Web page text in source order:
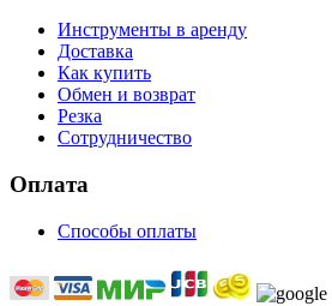
Инструменты в аренду
Доставка
Как купить
Обмен и возврат
Резка
Сотрудничество
Оплата
Способы оплаты